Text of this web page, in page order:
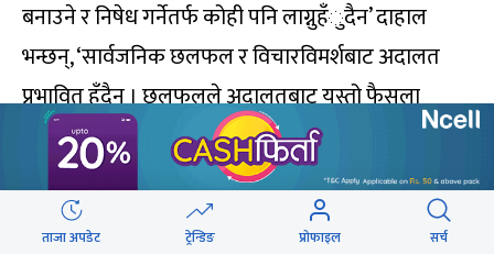
बनाउने र निषेध गर्नेतर्फ कोही पनि लाग्नुहँुदैन’ दाहाल
भन्छन्, ‘सार्वजनिक छलफल र विचारविमर्शबाट अदालत
प्रभावित हुँदैन । छलफलले अदालतबाट यस्तो फैसला
हुनुपर्छ भनेर निर्देशित गर्न पनि मिल्दैन ।’
न्यायाधीश फुयालले उठाएको मध्ये एउटा विषय सर्वोच्च
अदालतकै संयुक्त इजलासमा विचाराधीन छ । चार
ताजा अपडेट ट्रेन्डिङ प्रोफाइल सर्च